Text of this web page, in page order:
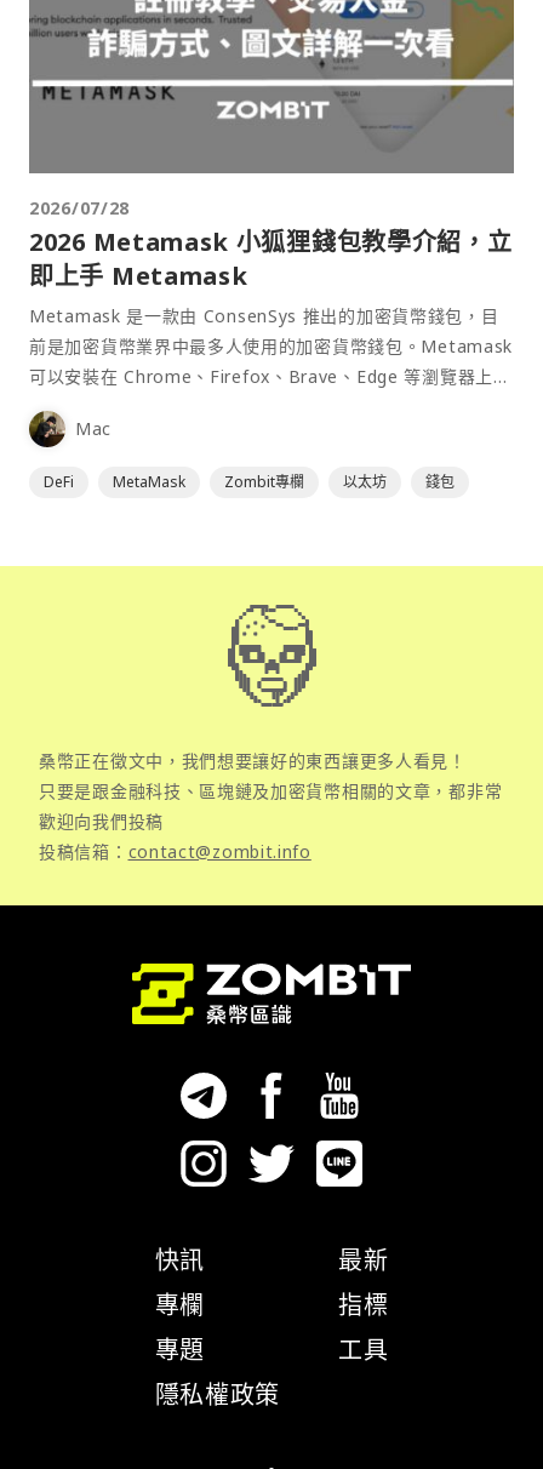
2026/07/28
2026 Metamask 小狐狸錢包教學介紹，立
即上手 Metamask
Metamask 是一款由 ConsenSys 推出的加密貨幣錢包，目
前是加密貨幣業界中最多人使用的加密貨幣錢包。Metamask
可以安裝在 Chrome、Firefox、Brave、Edge 等瀏覽器上作
為插件使用，具備許多功能且使用上非常方便。
Mac
DeFi MetaMask Zombit專欄 以太坊 錢包
桑幣正在徵文中，我們想要讓好的東西讓更多人看見！
只要是跟金融科技、區塊鏈及加密貨幣相關的文章，都非常
歡迎向我們投稿
投稿信箱： contact@zombit.info
快訊
專欄
專題
隱私權政策
最新
指標
工具